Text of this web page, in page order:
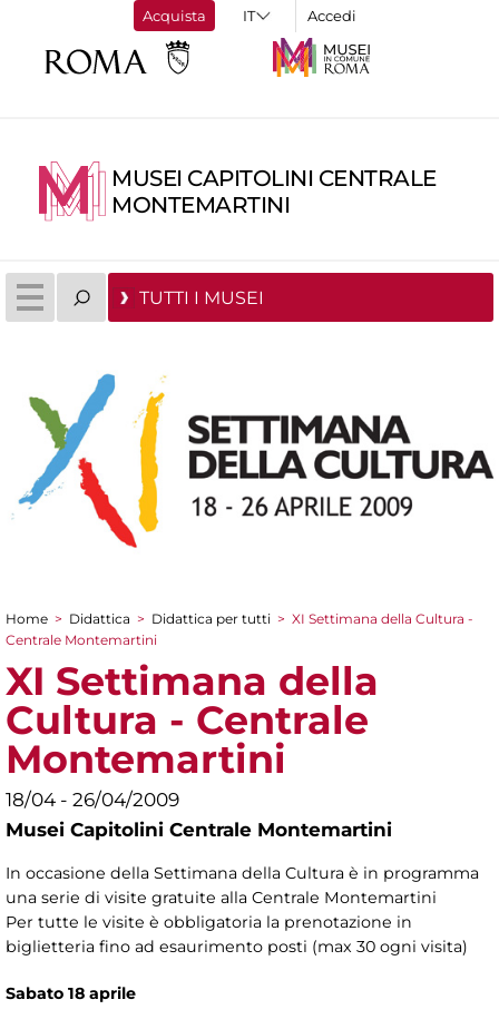
Acquista Accedi
MUSEI CAPITOLINI CENTRALE
MONTEMARTINI
TUTTI I MUSEI
Tu sei qui
Home > Didattica > Didattica per tutti > XI Settimana della Cultura -
Centrale Montemartini
XI Settimana della
Cultura - Centrale
Montemartini
18/04 - 26/04/2009
Musei Capitolini Centrale Montemartini
In occasione della Settimana della Cultura è in programma
una serie di visite gratuite alla Centrale Montemartini
Per tutte le visite è obbligatoria la prenotazione in
biglietteria fino ad esaurimento posti (max 30 ogni visita)
Sabato 18 aprile